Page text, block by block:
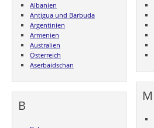
Albanien
Antigua und Barbuda
Argentinien
Armenien
Australien
Österreich
Aserbaidschan
B
M